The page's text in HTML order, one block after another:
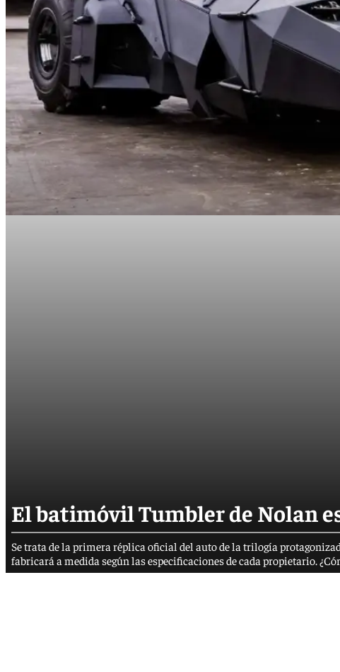
El batimóvil Tumbler de Nolan
Se trata de la primera réplica oficial del auto de la trilogía
fabricará a medida según las especificaciones de cada propietario.